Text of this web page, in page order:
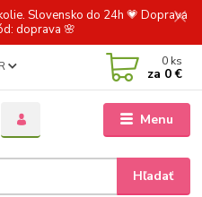
Slovensko do 24h 💗 Doprava
doprava 🌸
Menu
Hľadať
0 ks
za 0 €